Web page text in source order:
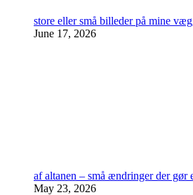
store eller små billeder på mine
June 17, 2026
af altanen – små ændringer der gør
May 23, 2026